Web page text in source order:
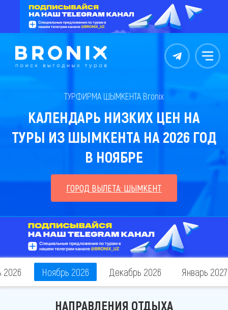
Контакты Меню
ТУРФИРМА ШЫМКЕНТА Bronix
КАЛЕНДАРЬ НИЗКИХ ЦЕН НА
ТУРЫ ИЗ ШЫМКЕНТА НА 2026 ГОД
В НОЯБРЕ
ГОРОД ВЫЛЕТА: ШЫМКЕНТ
2026 Ноябрь 2026 Декабрь 2026 Январь 2027
НАПРАВЛЕНИЯ ОТДЫХА